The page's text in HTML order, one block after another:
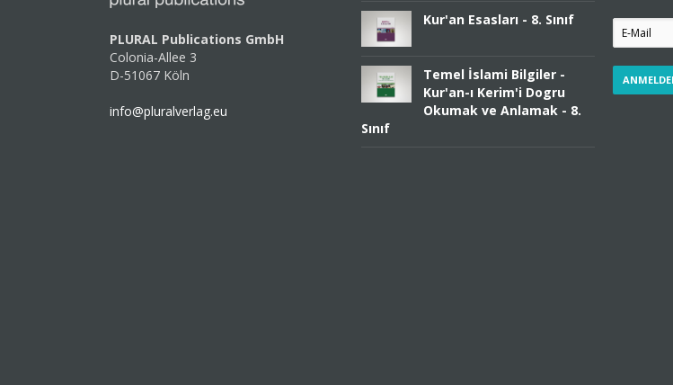
PLURAL Publications GmbH
Colonia-Allee 3
D-51067 Köln
info@pluralverlag.eu
Kur'an Esasları - 8. Sınıf
Temel İslami Bilgiler -
Kur'an-ı Kerim'i Dogru
Okumak ve Anlamak - 8.
Sınıf